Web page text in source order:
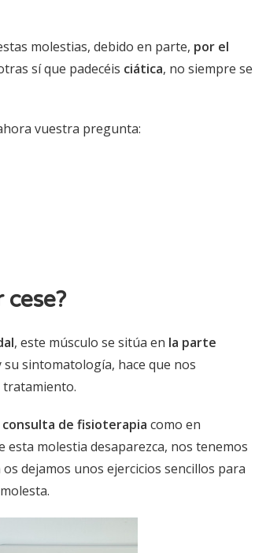
molestias, debido en parte, por el
sí que padecéis ciática, no siempre se
vuestra pregunta:
, este músculo se sitúa en la parte
su sintomatología, hace que nos
tratamiento.
de fisioterapia como en
esta molestia desaparezca, nos tenemos
dejamos unos ejercicios sencillos para